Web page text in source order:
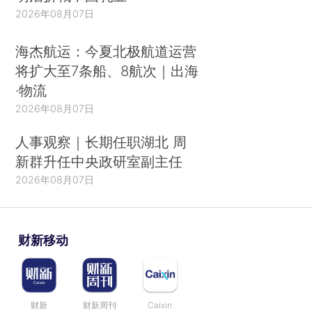
2026年08月07日
海杰航运：今夏北极航道运营
将扩大至7条船、8航次｜出海
·物流
2026年08月07日
人事观察｜长期任职湖北 周
新群升任中央政研室副主任
2026年08月07日
财新移动
财新 财新周刊 Caixin